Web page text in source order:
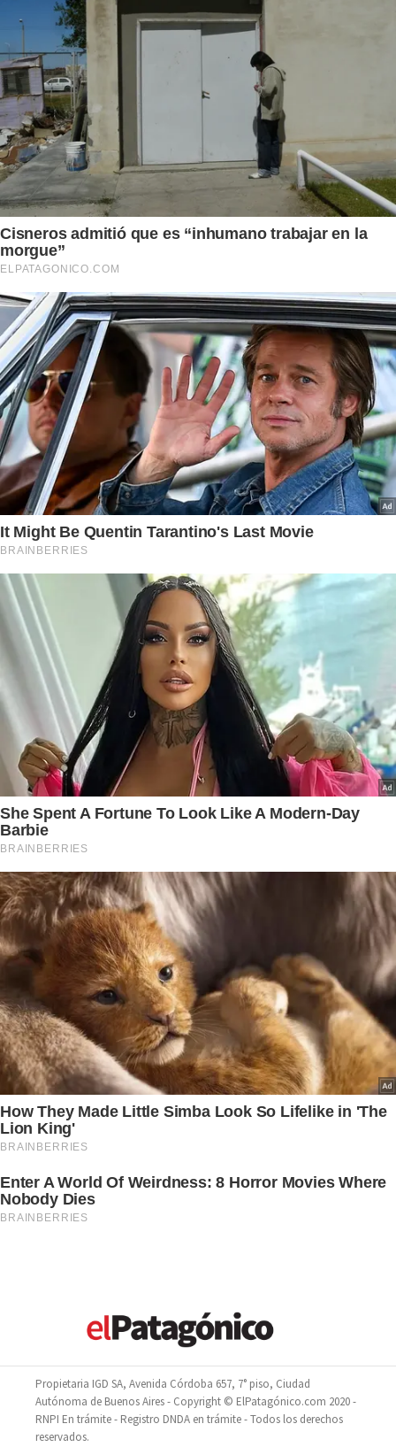
Propietaria IGD SA, Avenida Córdoba 657, 7° piso, Ciudad
Autónoma de Buenos Aires - Copyright © ElPatagónico.com 2020 -
RNPI En trámite - Registro DNDA en trámite - Todos los derechos
reservados.